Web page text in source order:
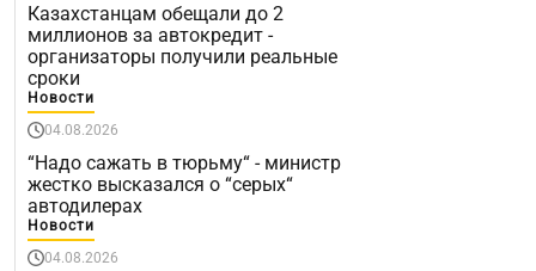
Казахстанцам обещали до 2
миллионов за автокредит -
организаторы получили реальные
сроки
Новости
04.08.2026
“Надо сажать в тюрьму“ - министр
жестко высказался о “серых“
автодилерах
Новости
04.08.2026